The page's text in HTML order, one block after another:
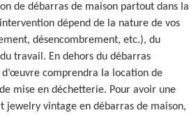
de débarras de maison partout dans la
dépend de la nature de vos
désencombrement, etc.), du
travail. En dehors du débarras
comprendra la location de
mise en déchetterie. Pour avoir une
jewelry vintage en débarras de maison,